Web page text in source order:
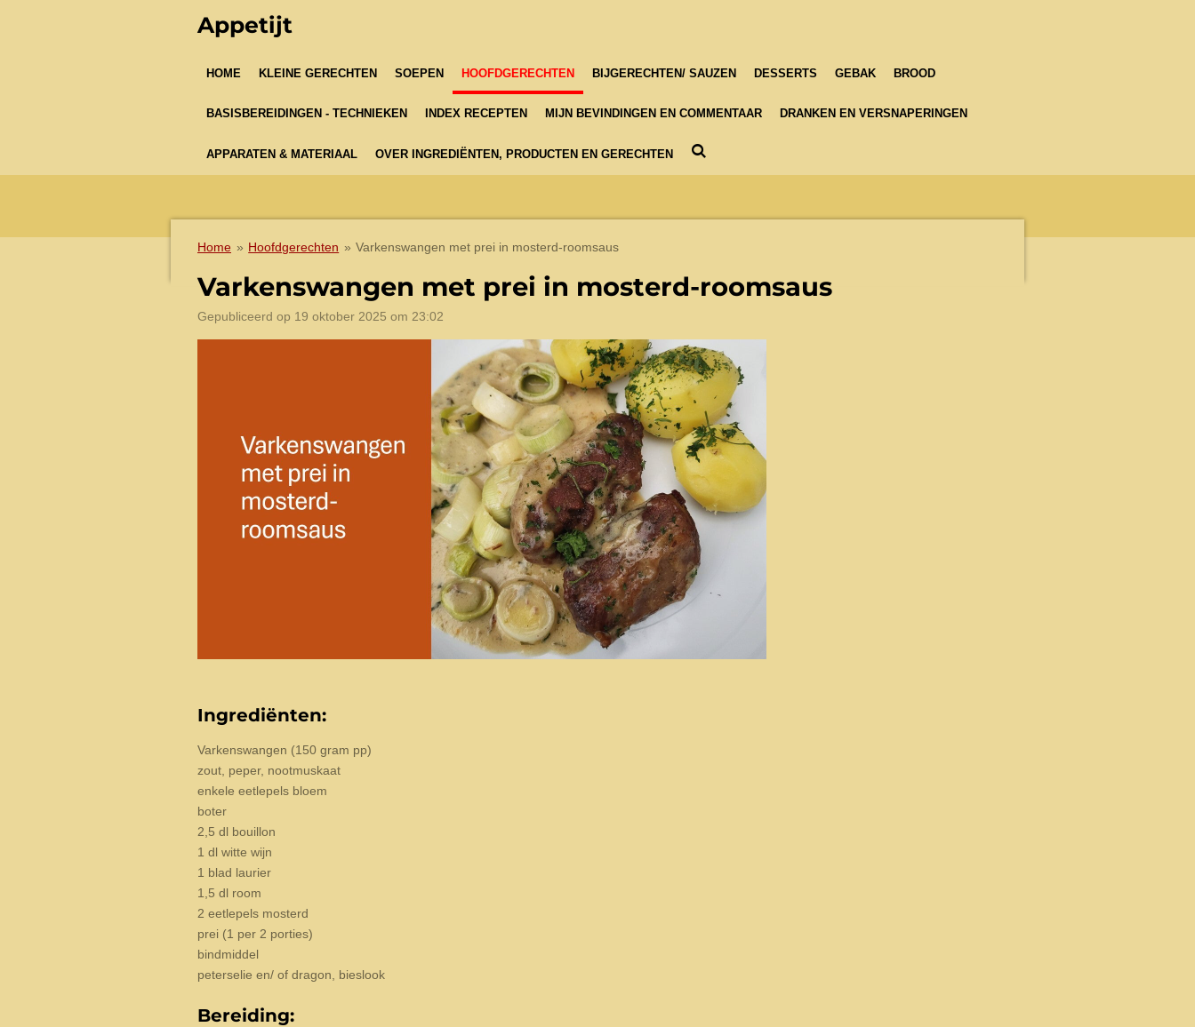
Appetijt
HOME KLEINE GERECHTEN SOEPEN HOOFDGERECHTEN BIJGERECHTEN/ SAUZEN DESSERTS GEBAK BROOD
BASISBEREIDINGEN - TECHNIEKEN INDEX RECEPTEN MIJN BEVINDINGEN EN COMMENTAAR DRANKEN EN VERSNAPERINGEN
APPARATEN & MATERIAAL OVER INGREDIËNTEN, PRODUCTEN EN GERECHTEN
Home » Hoofdgerechten » Varkenswangen met prei in mosterd-roomsaus
Varkenswangen met prei in mosterd-roomsaus
Gepubliceerd op 19 oktober 2025 om 23:02
Ingrediënten:
Varkenswangen (150 gram pp)
zout, peper, nootmuskaat
enkele eetlepels bloem
boter
2,5 dl bouillon
1 dl witte wijn
1 blad laurier
1,5 dl room
2 eetlepels mosterd
prei (1 per 2 porties)
bindmiddel
peterselie en/ of dragon, bieslook
Bereiding: